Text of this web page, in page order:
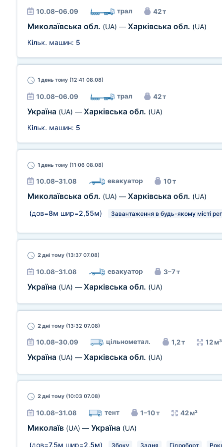
10.08–06.09 трал 42 т
Миколаївська обл. (UA) — Харківська обл. (UA)
Кільк. машин: 5
1 день тому (12:41 08.08)
10.08–06.09 трал 42 т
Україна (UA) — Харківська обл. (UA)
Кільк. машин: 5
1 день тому (11:06 08.08)
10.08–31.08 евакуатор 10 т
Миколаївська обл. (UA) — Харківська обл. (UA)
(дов=8м шир=2,55м) Завантаження в будь-якому місті
2 дні тому (13:37 07.08)
10.08–31.08 евакуатор 3–7 т
Україна (UA) — Харківська обл. (UA)
2 дні тому (13:32 07.08)
10.08–30.09 цільнометал. 1,2 т 12 м³
Україна (UA) — Харківська обл. (UA)
2 дні тому (10:03 07.08)
10.08–31.08 тент 1–10 т 42 м³
Миколаїв (UA) — Україна (UA)
(дов=7,5м шир=2,5м) Збоку Задня Гідроборт